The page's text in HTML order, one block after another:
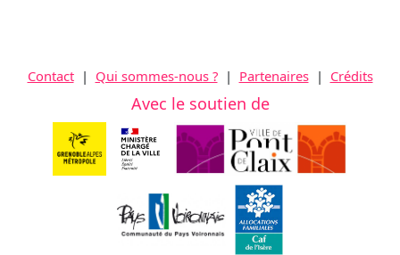
Contact| Qui sommes-nous ?| Partenaires| Crédits
Avec le soutien de